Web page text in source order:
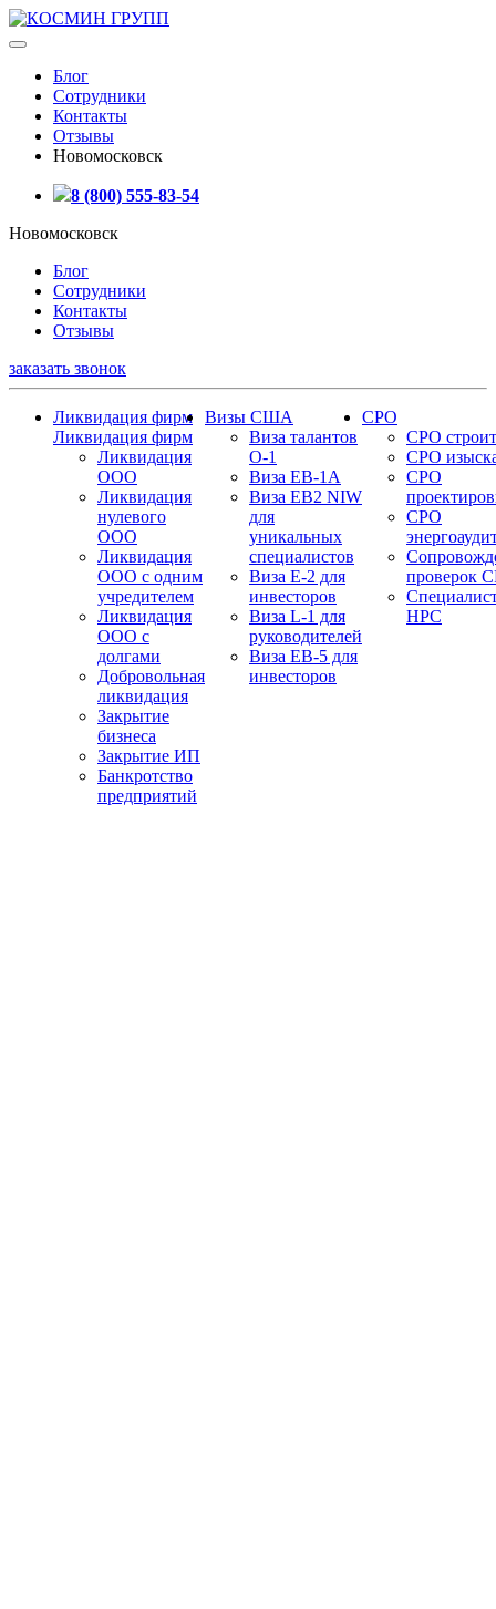
Блог
Сотрудники
Контакты
Отзывы
Новомосковск
8 (800) 555-83-54
Новомосковск
Блог
Сотрудники
Контакты
Отзывы
заказать звонок
Ликвидация фирм
Ликвидация фирм
Ликвидация
ООО
Ликвидация
нулевого
ООО
Ликвидация
ООО с одним
учредителем
Ликвидация
ООО с
долгами
Добровольная
ликвидация
Закрытие
бизнеса
Закрытие ИП
Банкротство
предприятий
Визы США
Виза талантов
О-1
Виза EB-1A
Виза EB2 NIW
для
уникальных
специалистов
Виза E-2 для
инвесторов
Виза L-1 для
руководителей
Виза EB-5 для
инвесторов
СРО
СРО
СРО
СРО
СРО
проверок
НРС